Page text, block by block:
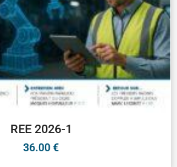
REE 2026-1
36.00€